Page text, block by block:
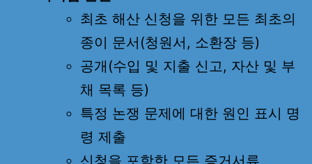
최초 해산 신청을 위한 모든 최초의
종이 문서(청원서, 소환장 등)
공개(수입 및 지출 신고, 자산 및 부
채 목록 등)
특정 논쟁 문제에 대한 원인 표시 명
령 제출
신청을 포함한 모든 증거서류